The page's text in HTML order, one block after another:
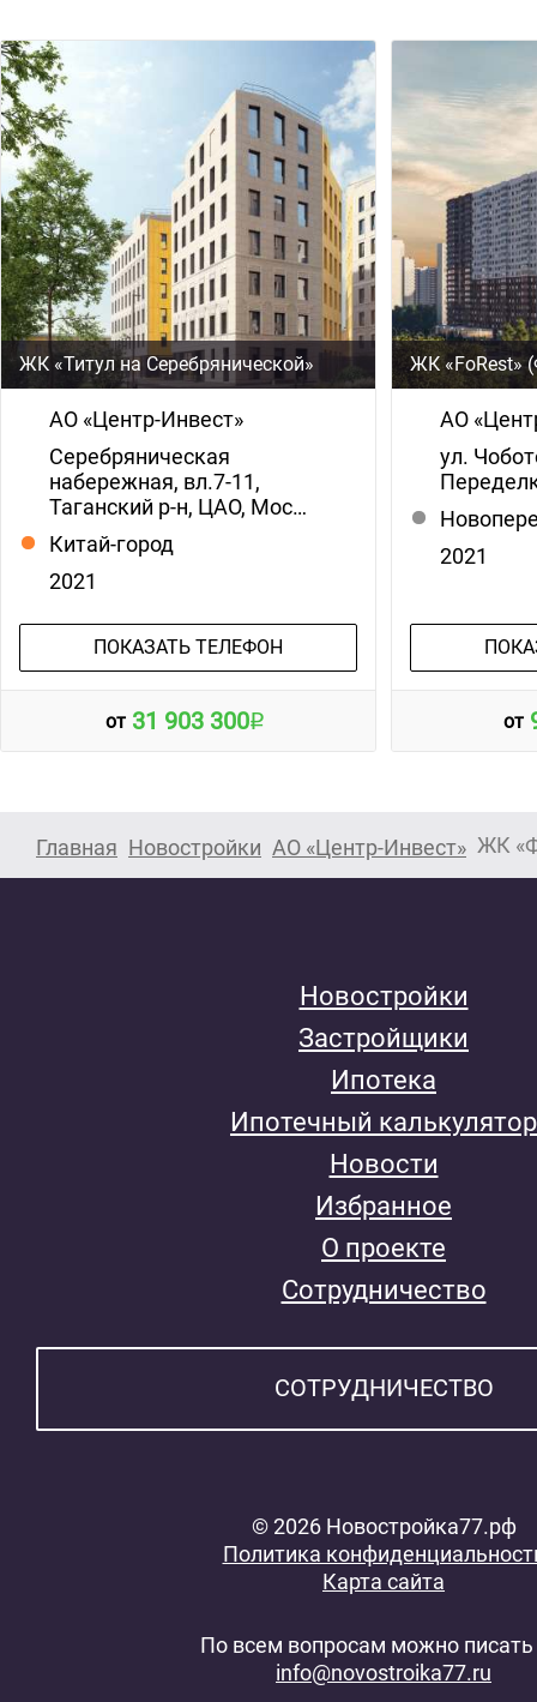
ЖК «Титул на Серебрянической»
АО «Центр-Инвест»
Серебряническая
набережная, вл.7-11,
Таганский р-н, ЦАО, Мос…
Китай-город
2021
ПОКАЗАТЬ ТЕЛЕФОН
от 31 903 300
ЖК «FoRest»
АО
ул.
2021
от
Главная Новостройки АО «Центр-Инвест» ЖК
Новостройки
Застройщики
Ипотека
Ипотечный калькулятор
Новости
Избранное
О проекте
Сотрудничество
СОТРУДНИЧЕСТВО
© 2026 Новостройка77.рф
Политика
Карта сайта
По всем вопросам можно писать
info@novostroika77.ru